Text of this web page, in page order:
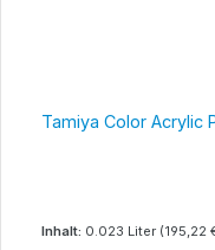
Tamiya Color Acrylic
Inhalt: 0.023 Liter (195,22